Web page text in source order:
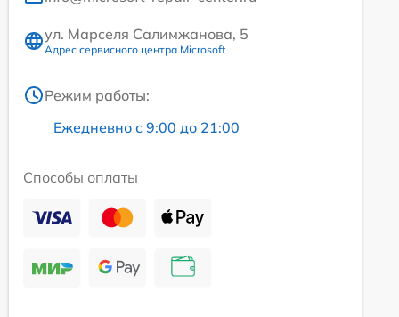
ул. Марселя Салимжанова, 5
Адрес сервисного центра Microsoft
Режим работы:
Ежедневно с 9:00 до 21:00
Способы оплаты